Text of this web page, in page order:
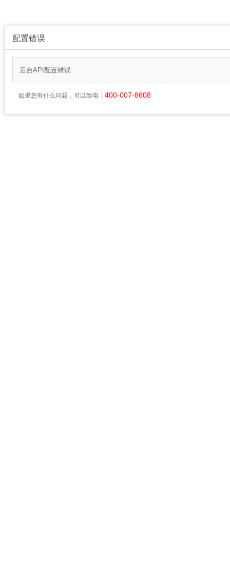
配置错误
后台API配置错误
如果您有什么问题，可以致电： 400-007-8608